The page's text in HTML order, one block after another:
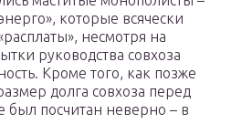
которые всячески
несмотря на
руководства совхоза
Кроме того, как позже
долга совхоза перед
был посчитан неверно – в